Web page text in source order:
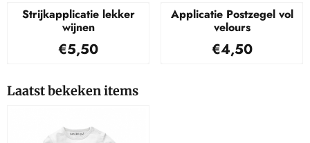
Strijkapplicatie lekker
wijnen
Prijs: 5,50
€5,50
Applicatie Postzegel vol
velours
Prijs: 4,50
€4,50
Laatst bekeken items